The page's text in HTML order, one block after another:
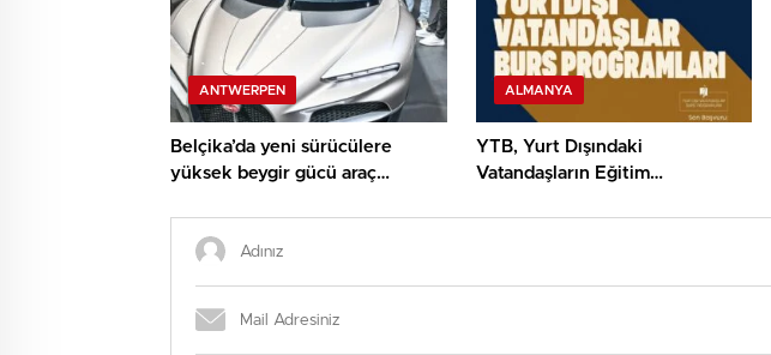
ANTWERPEN
Belçika’da yeni sürücülere
yüksek beygir gücü araç
ALMANYA
YTB, Yurt Dışındaki
Vatandaşların Eğitim